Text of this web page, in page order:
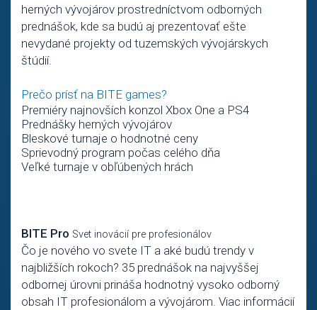
herných vývojárov prostredníctvom odborných
prednášok, kde sa budú aj prezentovať ešte
nevydané projekty od tuzemských vývojárskych
štúdií.
Prečo prísť na BITE games?
Premiéry najnovších konzol Xbox One a PS4
Prednášky herných vývojárov
Bleskové turnaje o hodnotné ceny
Sprievodný program počas celého dňa
Veľké turnaje v obľúbených hrách
BITE Pro Svet inovácií pre profesionálov
Čo je nového vo svete IT a aké budú trendy v
najbližších rokoch? 35 prednášok na najvyššej
odbornej úrovni prináša hodnotný vysoko odborný
obsah IT profesionálom a vývojárom. Viac informácií